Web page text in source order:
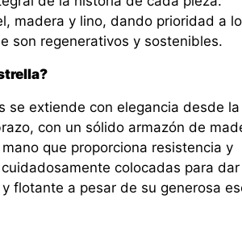
madera y lino, dando prioridad a
son regenerativos y sostenibles.
se extiende con elegancia desde la
con un sólido armazón de
que proporciona resistencia y
colocadas para dar
flotante a pesar de su generosa